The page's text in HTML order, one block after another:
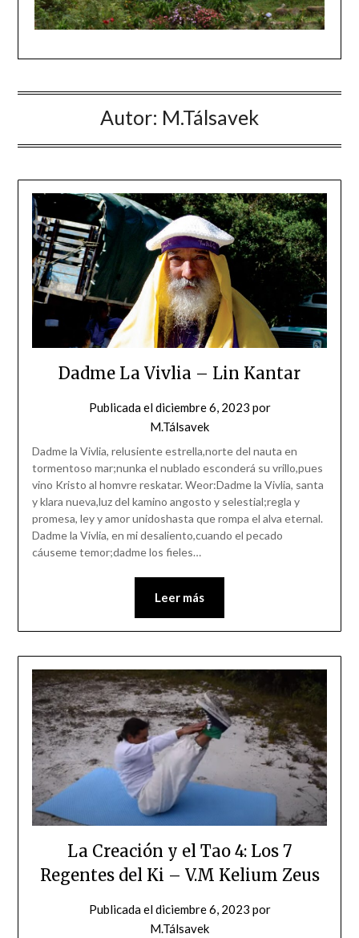
Autor: M.Tálsavek
Dadme La Vivlia – Lin Kantar
Publicada eldiciembre 6, 2023 por
M.Tálsavek
Dadme la Vivlia, relusiente estrella,norte del nauta en
tormentoso mar;nunka el nublado esconderá su vrillo,pues
vino Kristo al homvre reskatar. Weor:Dadme la Vivlia, santa
y klara nueva,luz del kamino angosto y selestial;regla y
promesa, ley y amor unidoshasta que rompa el alva eternal.
Dadme la Vivlia, en mi desaliento,cuando el pecado
cáuseme temor;dadme los fieles…
Leer más
La Creación y el Tao 4: Los 7
Regentes del Ki – V.M Kelium Zeus
Publicada eldiciembre 6, 2023 por
M.Tálsavek